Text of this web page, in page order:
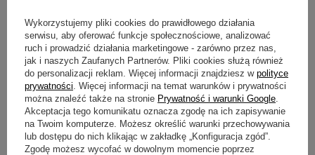
NOWOŚĆ
Guma Nays SPLT 4.5"| 11.4cm |
C-05 | 7 szt.
29,90 zł
Kup za: 986.7 pktpunktów
NOWOŚĆ
Guma Nays SPLT 4.5"|
C-01 | 7 szt.
29,90 zł
Kup za: 986.7pkt
Wykorzystujemy pliki cookies do prawidłowego działania
serwisu, aby oferować funkcje społecznościowe, analizować
ruch i prowadzić działania marketingowe - zarówno przez nas,
jak i naszych Zaufanych Partnerów. Pliki cookies służą również
do personalizacji reklam. Więcej informacji znajdziesz w polityce
prywatności . Więcej informacji na temat warunków i prywatności
można znaleźć także na stronie Prywatność i warunki Google
Akceptacja tego komunikatu oznacza zgodę na ich zapisywanie
na Twoim komputerze. Możesz określić warunki przechowywania
lub dostępu do nich klikając w zakładkę „Konfiguracja zgód”.
Zgodę możesz wycofać w dowolnym momencie poprzez